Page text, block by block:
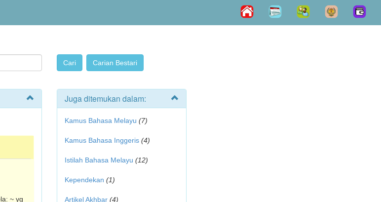
~ yg
Juga ditemukan dalam:
Kamus Bahasa Melayu (7)
Kamus Bahasa Inggeris (4)
Istilah Bahasa Melayu (12)
Kependekan (1)
Artikel Akhbar (4)